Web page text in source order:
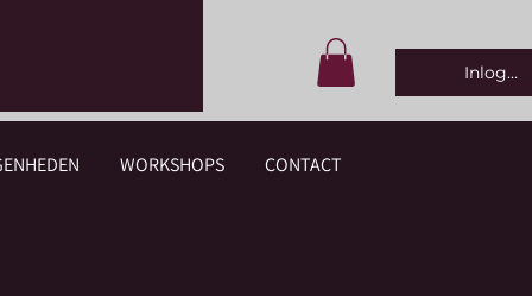
WORKSHOPS CONTACT